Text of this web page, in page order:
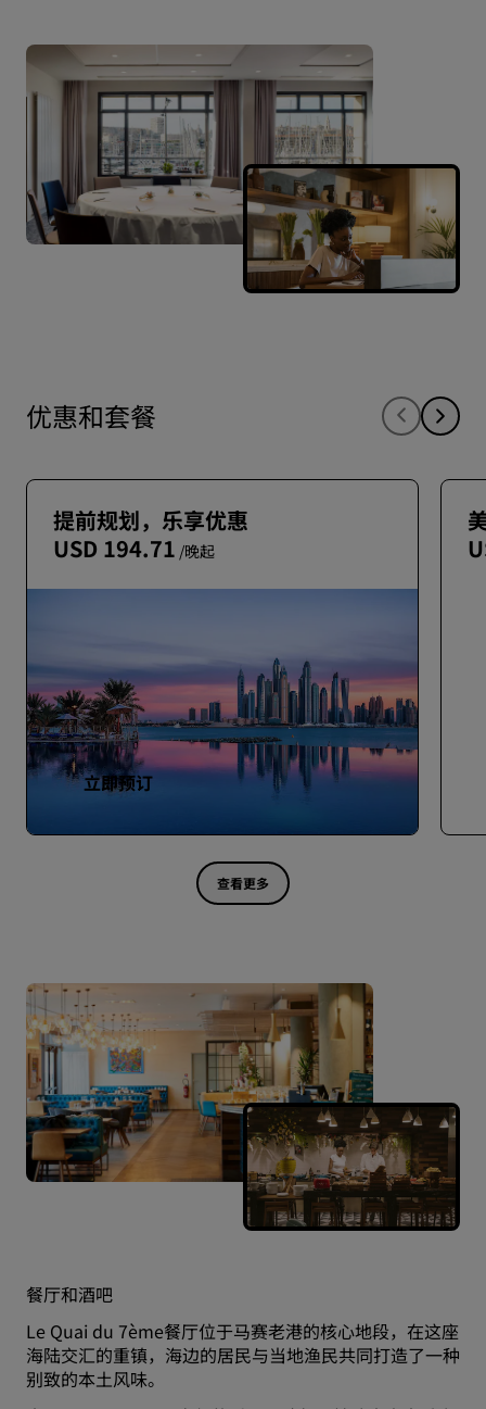
优惠和套餐
提前规划，乐享优惠
USD 194.71 /晚起
立即预订
查看更多
餐厅和酒吧
Le Quai du 7ème餐厅位于马赛老港的核心地段，在这座
海陆交汇的重镇，海边的居民与当地渔民共同打造了一种
别致的本土风味。